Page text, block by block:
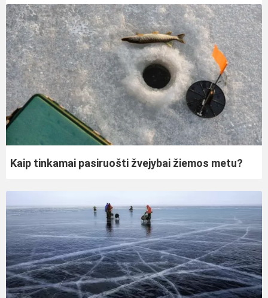
Kaip tinkamai pasiruošti žvejybai žiemos metu?